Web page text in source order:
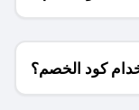
كود الخصم؟